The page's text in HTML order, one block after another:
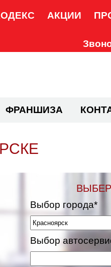
АКЦИИ
ФРАНШИЗА
Выбор города*
Выбор